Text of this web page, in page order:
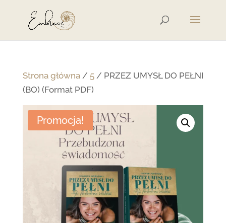
Strona główna/ 5/ PRZEZ UMYSŁ DO PEŁNI
(BO) (Format PDF)
Promocja!